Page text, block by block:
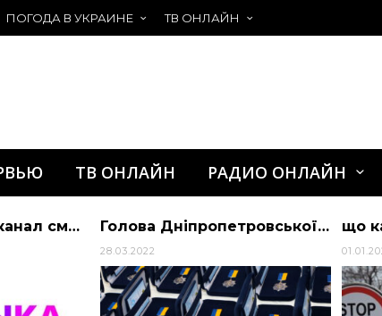
ПОГОДА В УКРАИНЕ ТВ ОНЛАЙН
ТВ ОНЛАЙН РАДИО ОНЛАЙН
Музыка Первого канал смотреть онлайн Голова Дніпропетровської обласної ради Микола Лукашук нагородив військовослужбов… | Дніпропетровська обласна рада
28.03.2022